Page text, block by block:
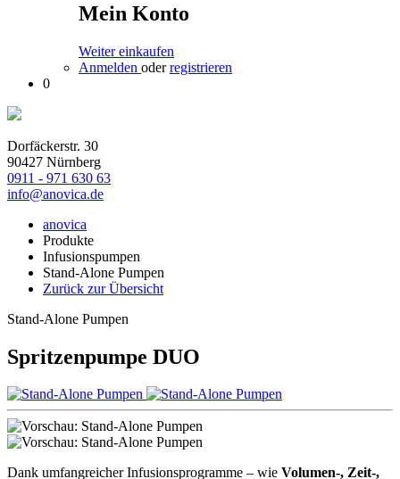
Mein Konto
Weiter einkaufen
Anmelden oderregistrieren
0
Dorfäckerstr. 30
90427 Nürnberg
0911 - 971 630 63
info@anovica.de
anovica
Produkte
Infusionspumpen
Stand-Alone Pumpen
Zurück zur Übersicht
Stand-Alone Pumpen
Spritzenpumpe DUO
Dank umfangreicher Infusionsprogramme – wie Volumen-, Zeit-,